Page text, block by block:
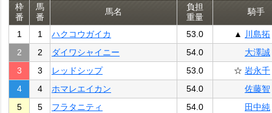
枠
番
馬
番
馬名
負担
重量
騎手
1 1 ハクコウガイカ 53.0 ▲
川島拓
2
2 ダイワシャイニー 54.0
大澤誠
3
3 レッドシップ 53.0 ☆ 岩永千
4
4 ホマレエイカン 54.0
佐藤智
5
5 フラタニティ 54.0
田中純